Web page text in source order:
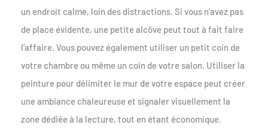
un endroit calme, loin des distractions. Si vous n’avez pas
de place évidente, une petite alcôve peut tout à fait faire
l’affaire. Vous pouvez également utiliser un petit coin de
votre chambre ou même un coin de votre salon. Utiliser la
peinture pour délimiter le mur de votre espace peut créer
une ambiance chaleureuse et signaler visuellement la
zone dédiée à la lecture, tout en étant économique.